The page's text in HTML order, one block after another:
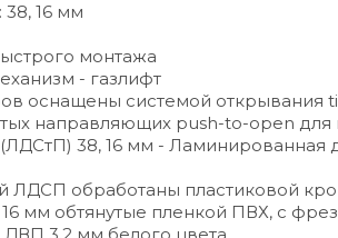
16 мм
монтажа
- газлифт
оснащены системой открывания
направляющих push-to-open
38, 16 мм - Ламинированная
ЛДСП обработаны пластиковой
мм обтянутые пленкой ПВХ, с